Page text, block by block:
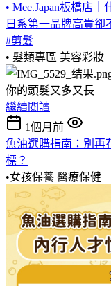
• Mee.Japan板橋店
日系第一品牌高貴
#剪髮
• 髮類專區 美容彩妝
你的頭髮又多又長
繼續閱讀
1個月前
魚油選購指南：別再
標？
•女孩保養 醫療保健